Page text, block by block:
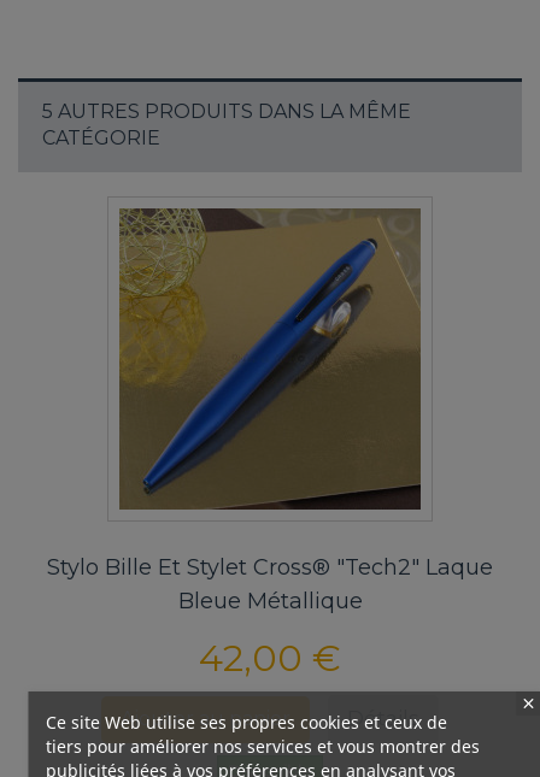
5 AUTRES PRODUITS DANS LA MÊME
CATÉGORIE
Stylo Bille Et Stylet Cross® "Tech2" Laque
Bleue Métallique
42,00 €
Ajouter au panier Détails
Disponible
Ce site Web utilise ses propres cookies et ceux de
tiers pour améliorer nos services et vous montrer des
publicités liées à vos préférences en analysant vos